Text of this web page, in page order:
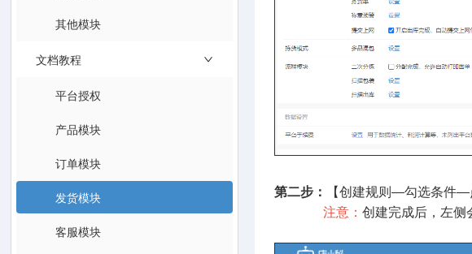
其他模块
文档教程
平台授权
产品模块
订单模块
发货模块
客服模块
第二步：
【创建规则—勾选条件
注意：创建完成后，左侧